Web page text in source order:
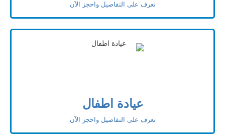
تعرف على التفاصيل واحجز الآن
عيادة اطفال
تعرف على التفاصيل واحجز الآن